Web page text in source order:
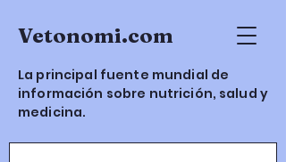
Vetonomi.com
La principal fuente mundial de
información sobre nutrición, salud y
medicina.